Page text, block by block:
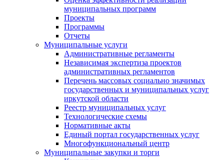
муниципальных программ
Проекты
Программы
Отчеты
Муниципальные услуги
Административные регламенты
Независимая экспертиза проектов
административных регламентов
Перечень массовых социально значимых
государственных и муниципальных услуг
иркутской области
Реестр муниципальных услуг
Технологические схемы
Нормативные акты
Единый портал государственных услуг
Многофункциональный центр
Муниципальные закупки и торги